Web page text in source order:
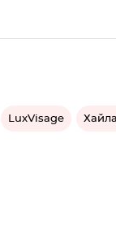
LuxVisage